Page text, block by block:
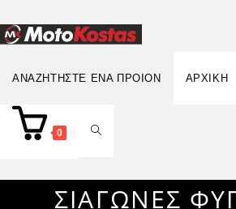
ΑΝΑΖΗΤΉΣΤΕ ΈΝΑ ΠΡΟΊΟΝ
Search
for: ΑΡΧΙΚΉ
0 TOGGLE
WEBSITE
ΣΙΑΓΩΝΕΣ